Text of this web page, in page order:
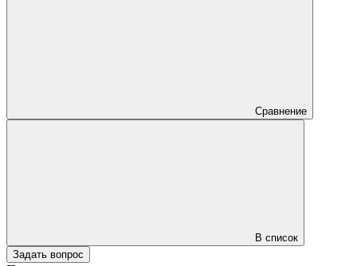
Сравнение
В список
Задать вопрос